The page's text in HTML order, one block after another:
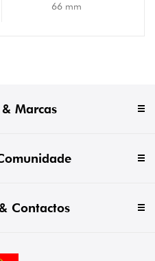
66 mm
Marcas
Contactos